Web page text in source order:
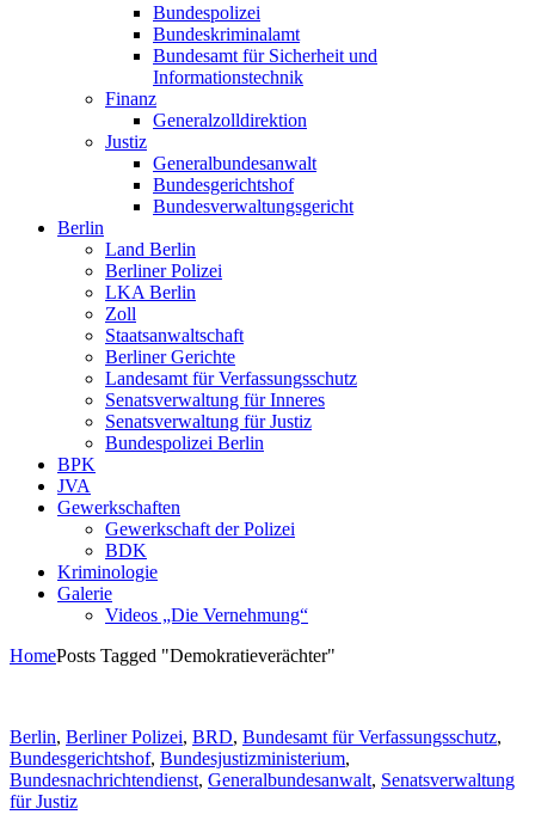
Bundespolizei
Bundeskriminalamt
Bundesamt für Sicherheit und
Informationstechnik
Finanz
Generalzolldirektion
Justiz
Generalbundesanwalt
Bundesgerichtshof
Bundesverwaltungsgericht
Berlin
Land Berlin
Berliner Polizei
LKA Berlin
Zoll
Staatsanwaltschaft
Berliner Gerichte
Landesamt für Verfassungsschutz
Senatsverwaltung für Inneres
Senatsverwaltung für Justiz
Bundespolizei Berlin
BPK
JVA
Gewerkschaften
Gewerkschaft der Polizei
BDK
Kriminologie
Galerie
Videos „Die Vernehmung“
HomePosts Tagged "Demokratieverächter"
Berlin, Berliner Polizei, BRD, Bundesamt für Verfassungsschutz,
Bundesgerichtshof, Bundesjustizministerium,
Bundesnachrichtendienst, Generalbundesanwalt, Senatsverwaltung
für Justiz